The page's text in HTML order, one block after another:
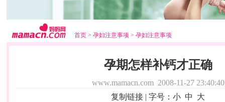
首页 > 孕妇注意事项 > 孕妇注意事项
孕期怎样补钙才正确
www.mamacn.com 2008-11-27 23:40:40
复制链接 | 字号： 小 中 大